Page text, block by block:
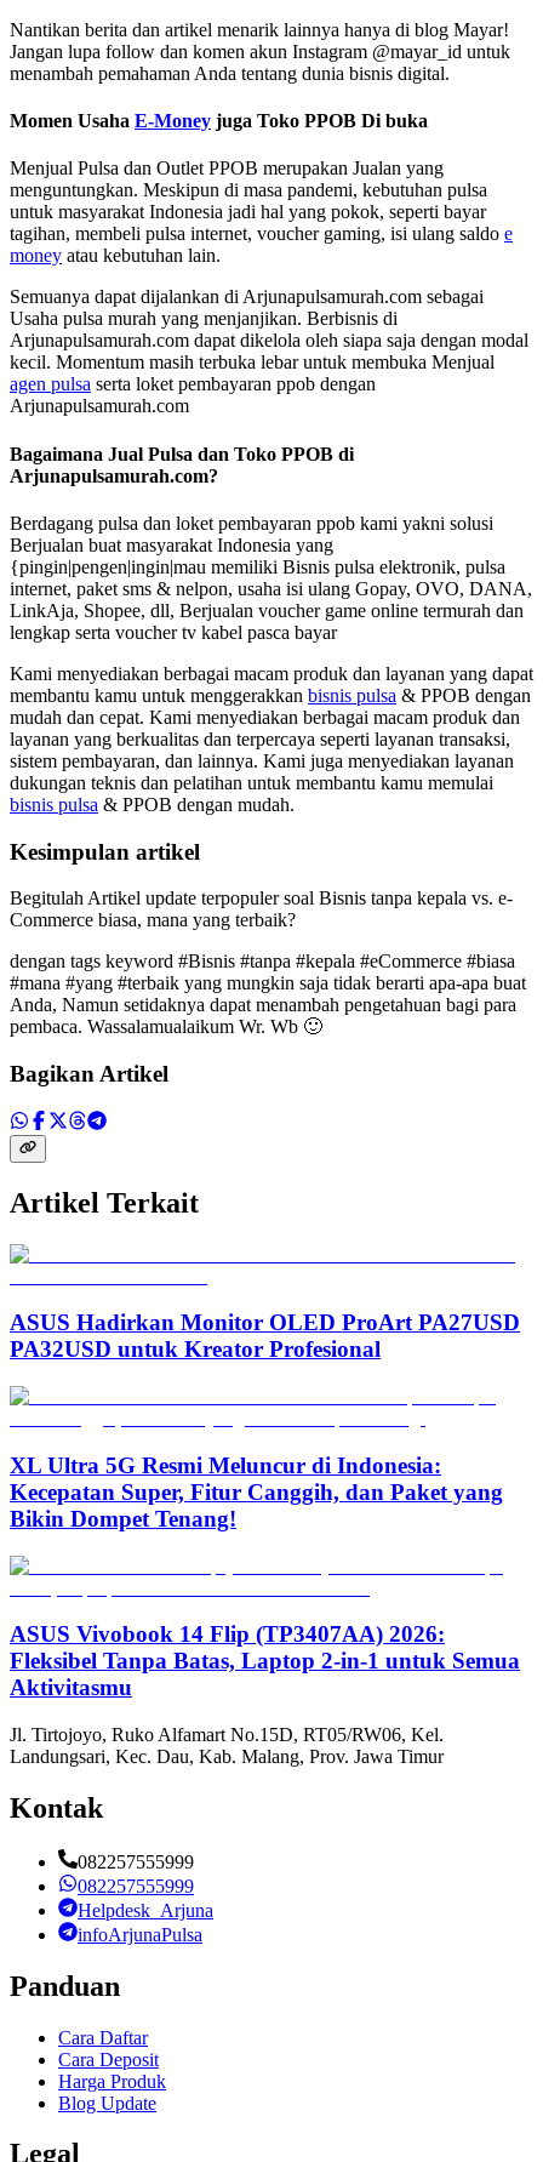
Nantikan berita dan artikel menarik lainnya hanya di blog Mayar!
Jangan lupa follow dan komen akun Instagram @mayar_id untuk
menambah pemahaman Anda tentang dunia bisnis digital.
Momen Usaha E-Money juga Toko PPOB Di buka
Menjual Pulsa dan Outlet PPOB merupakan Jualan yang
menguntungkan. Meskipun di masa pandemi, kebutuhan pulsa
untuk masyarakat Indonesia jadi hal yang pokok, seperti bayar
tagihan, membeli pulsa internet, voucher gaming, isi ulang saldo e
money atau kebutuhan lain.
Semuanya dapat dijalankan di Arjunapulsamurah.com sebagai
Usaha pulsa murah yang menjanjikan. Berbisnis di
Arjunapulsamurah.com dapat dikelola oleh siapa saja dengan modal
kecil. Momentum masih terbuka lebar untuk membuka Menjual
agen pulsa serta loket pembayaran ppob dengan
Arjunapulsamurah.com
Bagaimana Jual Pulsa dan Toko PPOB di
Arjunapulsamurah.com?
Berdagang pulsa dan loket pembayaran ppob kami yakni solusi
Berjualan buat masyarakat Indonesia yang
{pingin|pengen|ingin|mau memiliki Bisnis pulsa elektronik, pulsa
internet, paket sms & nelpon, usaha isi ulang Gopay, OVO, DANA,
LinkAja, Shopee, dll, Berjualan voucher game online termurah dan
lengkap serta voucher tv kabel pasca bayar
Kami menyediakan berbagai macam produk dan layanan yang dapat
membantu kamu untuk menggerakkan bisnis pulsa & PPOB dengan
mudah dan cepat. Kami menyediakan berbagai macam produk dan
layanan yang berkualitas dan terpercaya seperti layanan transaksi,
sistem pembayaran, dan lainnya. Kami juga menyediakan layanan
dukungan teknis dan pelatihan untuk membantu kamu memulai
bisnis pulsa & PPOB dengan mudah.
Kesimpulan artikel
Begitulah Artikel update terpopuler soal Bisnis tanpa kepala vs. e-
Commerce biasa, mana yang terbaik?
dengan tags keyword #Bisnis #tanpa #kepala #eCommerce #biasa
#mana #yang #terbaik yang mungkin saja tidak berarti apa-apa buat
Anda, Namun setidaknya dapat menambah pengetahuan bagi para
pembaca. Wassalamualaikum Wr. Wb 🙂
Bagikan Artikel
Artikel Terkait
ASUS Hadirkan Monitor OLED ProArt PA27USD
PA32USD untuk Kreator Profesional
XL Ultra 5G Resmi Meluncur di Indonesia:
Kecepatan Super, Fitur Canggih, dan Paket yang
Bikin Dompet Tenang!
ASUS Vivobook 14 Flip (TP3407AA) 2026:
Fleksibel Tanpa Batas, Laptop 2-in-1 untuk Semua
Aktivitasmu
Jl. Tirtojoyo, Ruko Alfamart No.15D, RT05/RW06, Kel.
Landungsari, Kec. Dau, Kab. Malang, Prov. Jawa Timur
Kontak
082257555999
082257555999
Helpdesk_Arjuna
infoArjunaPulsa
Panduan
Cara Daftar
Cara Deposit
Harga Produk
Blog Update
Legal